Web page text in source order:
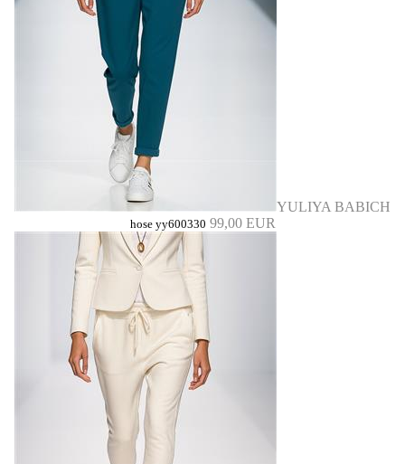
YULIYA BABICH
hose yy600330 99,00 EUR